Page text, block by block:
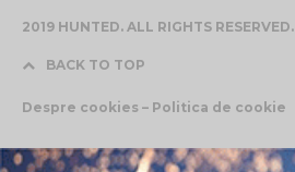
2019 HUNTED. ALL RIGHTS RESERVED.
BACK TO TOP
Despre cookies – Politica de cookie